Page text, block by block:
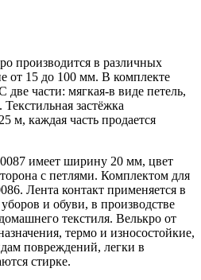
производится в различных
от 15 до 100 мм. В комплекте
части: мягкая-в виде петель,
застёжка
м, каждая часть продается
имеет ширину 20 мм, цвет
с петлями. Комплектом для
Лента контакт применяется в
и обуви, в производстве
текстиля. Велькро от
термо и износостойкие,
повреждений, легки в
стирке.